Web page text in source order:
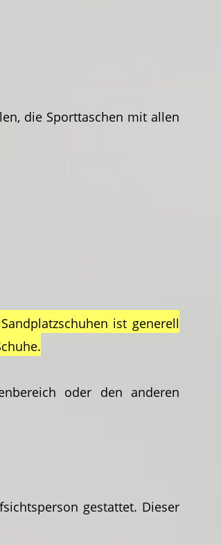
die Sporttaschen mit allen
ist generell
oder den anderen
gestattet. Dieser